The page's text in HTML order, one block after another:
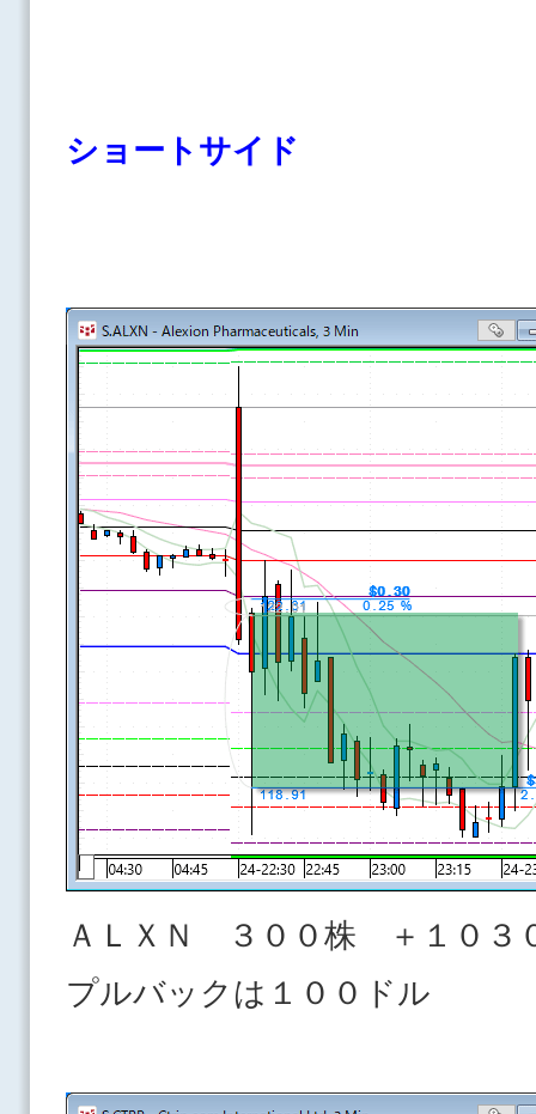
ショートサイド
ＡＬＸＮ ３００株 ＋１０３
プルバックは１００ドル